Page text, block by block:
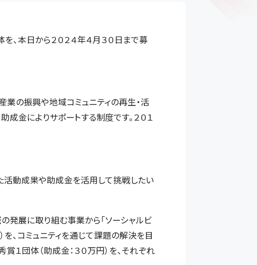
、本日から２０２４年４月３０日まで募
業の振興や地域コミュニティの再生・活
金によりサポートする制度です。２０１
活動成果や助成金を活用して挑戦したい
発展に取り組む事業から「ソーシャルビ
を、コミュニティを通じて課題の解決を目
１団体（助成金：３０万円）を、それぞれ